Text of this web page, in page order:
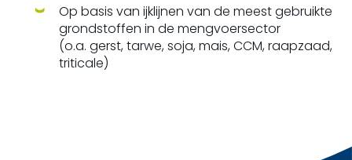
Op basis van ijklijnen van de meest gebruikte
grondstoffen in de mengvoersector
(o.a. gerst, tarwe, soja, mais, CCM, raapzaad,
triticale)